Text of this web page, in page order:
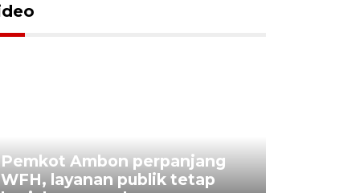
Pemkot Ambon perpanjang
WFH, layanan publik tetap